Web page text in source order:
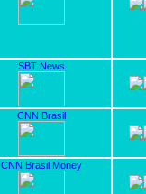
SBT News
CNN Brasil
CNN Brasil Money